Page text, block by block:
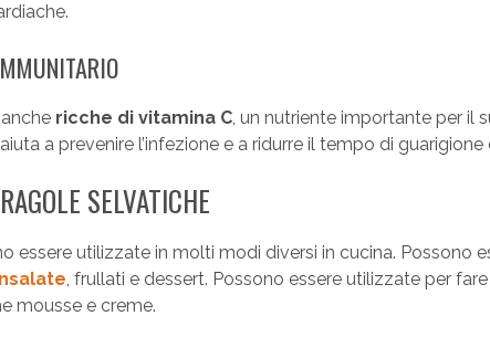
ricche di vitamina C, un nutriente importante per il
a prevenire l’infezione e a ridurre il tempo di
SELVATICHE
essere utilizzate in molti modi diversi in cucina. Possono
, frullati e dessert. Possono essere utilizzate per
mousse e creme.